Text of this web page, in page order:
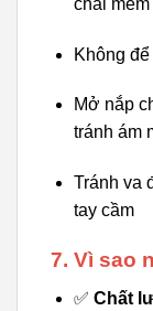
Không
Mở nắp
tránh ám
Tránh va
tay cầm
7. Vì sao
✅ Chất